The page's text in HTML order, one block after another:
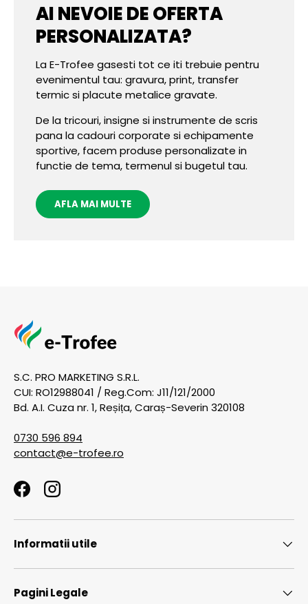
AI NEVOIE DE OFERTA
PERSONALIZATA?
La E-Trofee gasesti tot ce iti trebuie pentru
evenimentul tau: gravura, print, transfer
termic si placute metalice gravate.
De la tricouri, insigne si instrumente de scris
pana la cadouri corporate si echipamente
sportive, facem produse personalizate in
functie de tema, termenul si bugetul tau.
AFLA MAI MULTE
S.C. PRO MARKETING S.R.L.
CUI: RO12988041 / Reg.Com: J11/121/2000
Bd. A.I. Cuza nr. 1, Reșița, Caraș-Severin 320108
0730 596 894
contact@e-trofee.ro
FacebookInstagram
Informatii utile
Pagini Legale